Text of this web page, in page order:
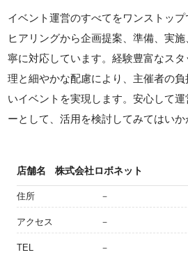
イベント運営のすべてをワンストップ
ヒアリングから企画提案、準備、実
寧に対応しています。経験豊富なス
理と細やかな配慮により、主催者の
いイベントを実現します。安心して
ーとして、活用を検討してみてはいか
店舗名 株式会社ロボネット
住所 －
アクセス －
TEL －